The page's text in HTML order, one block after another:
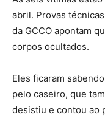
abril. Provas
da GCCO apontam
corpos ocultados.
Eles ficaram
pelo caseiro, que
desistiu e contou ao